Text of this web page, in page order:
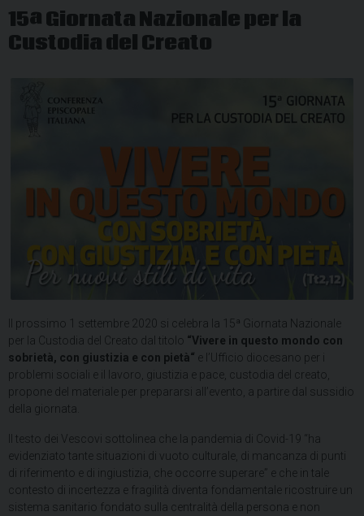
15ª Giornata Nazionale per la
Custodia del Creato
Il prossimo 1 settembre 2020 si celebra la 15ª Giornata Nazionale
per la Custodia del Creato dal titolo “Vivere in questo mondo con
sobrietà, con giustizia e con pietà“ e l’Ufficio diocesano per i
problemi sociali e il lavoro, giustizia e pace, custodia del creato,
propone del materiale per prepararsi all’evento, a partire dal sussidio
della giornata.
Il testo dei Vescovi sottolinea che la pandemia di Covid-19 “ha
evidenziato tante situazioni di vuoto culturale, di mancanza di punti
di riferimento e di ingiustizia, che occorre superare” e che in tale
contesto di incertezza e fragilità diventa fondamentale ricostruire un
sistema sanitario fondato sulla centralità della persona e non